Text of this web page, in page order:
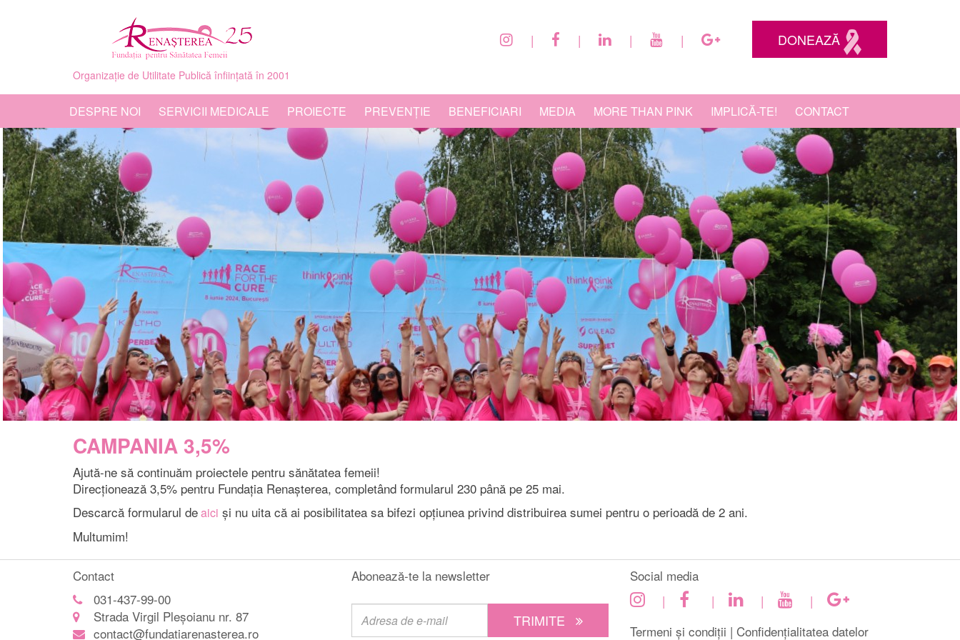
Organizație de Utilitate Publică înființată în 2001
| | | | DONEAZĂ
DESPRE NOI SERVICII MEDICALE PROIECTE PREVENȚIE BENEFICIARI MEDIA MORE THAN PINK IMPLICĂ-TE! CONTACT
CAMPANIA 3,5%
Ajută-ne să continuăm proiectele pentru sănătatea femeii!
Direcționează 3,5% pentru Fundația Renașterea, completând formularul 230 până pe 25 mai.
Descarcă formularul deaici și nu uita că ai posibilitatea sa bifezi opțiunea privind distribuirea sumei pentru o perioadă de 2 ani.
Multumim!
Contact
031-437-99-00
Strada Virgil Pleșoianu nr. 87
contact@fundatiarenasterea.ro
Abonează-te la newsletter
TRIMITE
Social media
|
| |
|
Termeni și condiții | Confidențialitatea datelor